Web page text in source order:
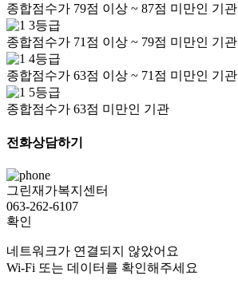
종합점수가 79점 이상 ~ 87점 미만인 기관
3등급
종합점수가 71점 이상 ~ 79점 미만인 기관
4등급
종합점수가 63점 이상 ~ 71점 미만인 기관
5등급
종합점수가 63점 미만인 기관
전화상담하기
그린재가복지센터
063-262-6107
확인
네트워크가 연결되지 않았어요
Wi-Fi 또는 데이터를 확인해주세요